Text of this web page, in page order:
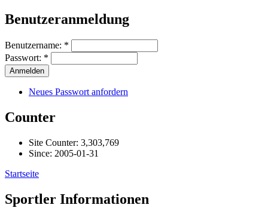
Benutzeranmeldung
Benutzername: *
Passwort: *
Neues Passwort anfordern
Counter
Site Counter: 3,303,769
Since: 2005-01-31
Startseite
Sportler Informationen